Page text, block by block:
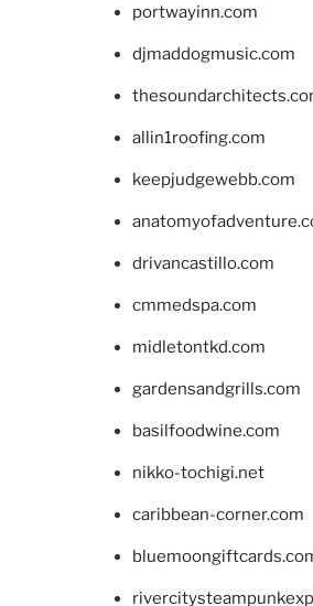
portwayinn.com
djmaddogmusic.com
allin1roofing.com
keepjudgewebb.com
drivancastillo.com
cmmedspa.com
midletontkd.com
gardensandgrills.com
basilfoodwine.com
nikko-tochigi.net
caribbean-corner.com